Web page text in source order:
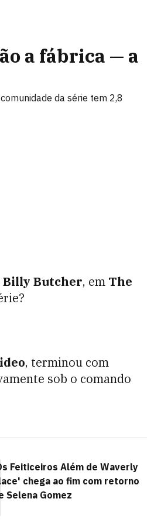
a fábrica — a
da série tem 2,8
Billy Butcher, em The
, terminou com
sob o comando
Feiticeiros Além de Waverly
chega ao fim com retorno
Selena Gomez